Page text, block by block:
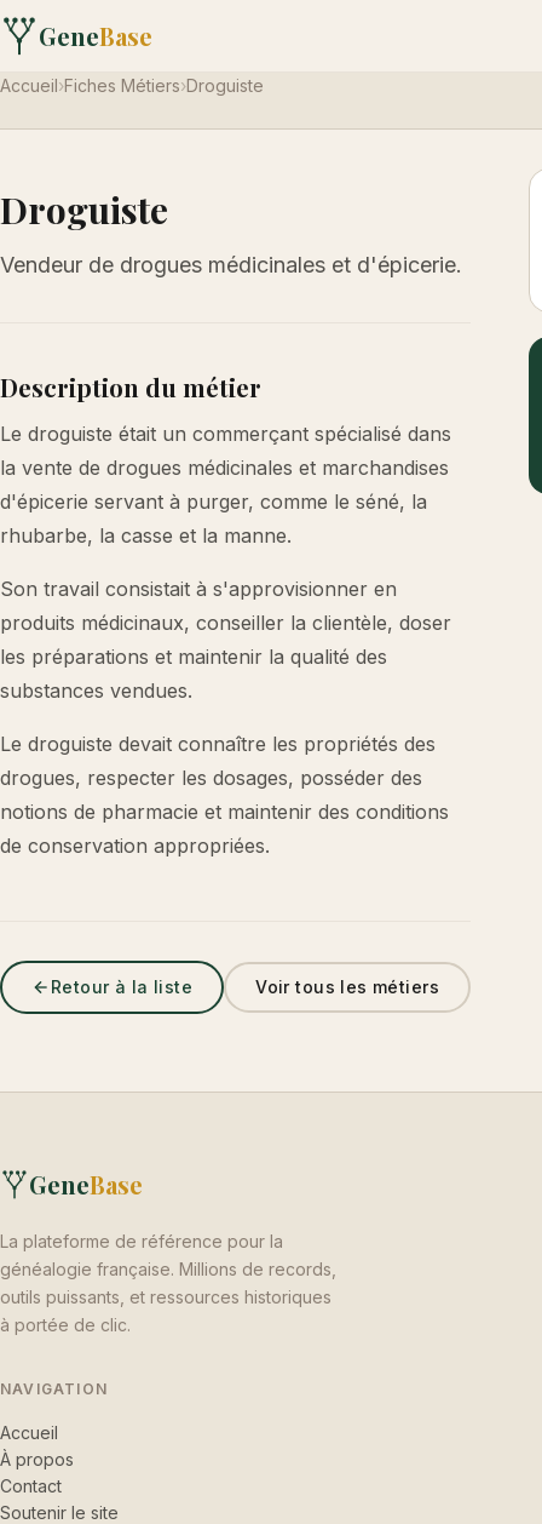
GeneBase
Accueil›Fiches Métiers›Droguiste
Droguiste
Vendeur de drogues médicinales et d'épicerie.
Description du métier
Le droguiste était un commerçant spécialisé dans
la vente de drogues médicinales et marchandises
d'épicerie servant à purger, comme le séné, la
rhubarbe, la casse et la manne.
Son travail consistait à s'approvisionner en
produits médicinaux, conseiller la clientèle, doser
les préparations et maintenir la qualité des
substances vendues.
Le droguiste devait connaître les propriétés des
drogues, respecter les dosages, posséder des
notions de pharmacie et maintenir des conditions
de conservation appropriées.
Retour à la liste Voir tous les métiers
GeneBase
La plateforme de référence pour la
généalogie française. Millions de records,
outils puissants, et ressources historiques
à portée de clic.
NAVIGATION
Accueil
À propos
Contact
Soutenir le site